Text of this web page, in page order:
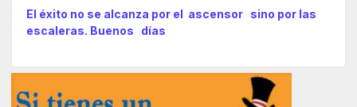
El éxito no se alcanza por el ascensor sino por las
escaleras. Buenos días